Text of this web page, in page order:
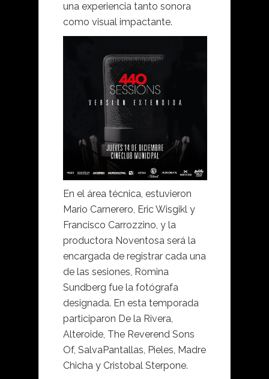
una experiencia tanto sonora
como visual impactante.
En el área técnica, estuvieron
Mario Carnerero, Eric Wisgikl y
Francisco Carrozzino, y la
productora Noventosa será la
encargada de registrar cada una
de las sesiones, Romina
Sundberg fue la fotógrafa
designada. En esta temporada
participaron De la Rivera,
Alteroide, The Reverend Sons
Of, SalvaPantallas, Pieles, Madre
Chicha y Cristobal Sterpone.